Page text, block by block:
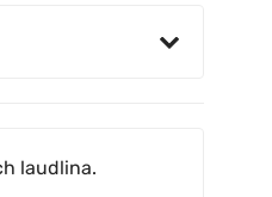
laudlina.